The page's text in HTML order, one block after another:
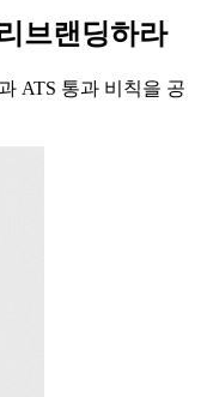
브랜딩하라
ATS 통과 비칙을 공